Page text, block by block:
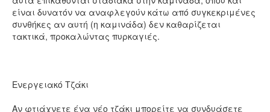
είναι δυνατόν να αναφλεγούν κάτω από συγκεκριμένες
συνθήκες αν αυτή (η καμινάδα) δεν καθαρίζεται
τακτικά, προκαλώντας πυρκαγιές.
Ενεργειακό Τζάκι
Αν φτιάχνετε ένα νέο τζάκι μπορείτε να συνδυάσετε